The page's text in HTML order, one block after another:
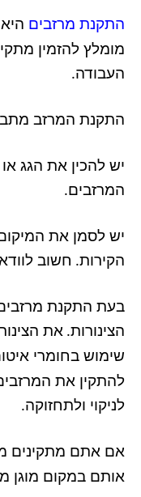
התקנת מרזבים
מומלץ להזמין
העבודה.
התקנת המרזב
יש להכין את הגג
המרזבים.
יש לסמן את
הקירות. חשוב
בעת התקנת
הצינורות. את
שימוש בחומרי
להתקין את
לניקוי ולתחזוקה.
אם אתם מתקינים
אותם במקום מוגן